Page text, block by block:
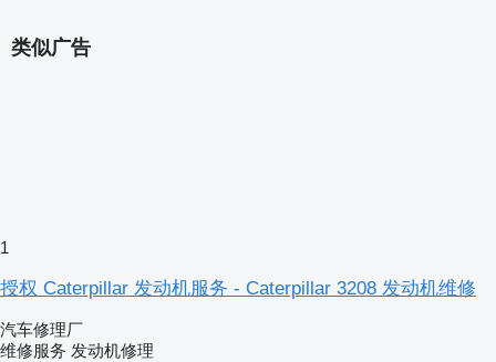
类似广告
1
授权 Caterpillar 发动机服务 - Caterpillar 3208 发动机维修
汽车修理厂
维修服务 发动机修理